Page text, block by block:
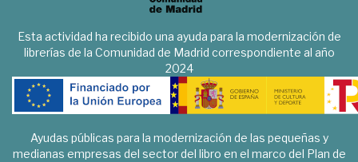
Esta actividad ha recibido una ayuda para la modernización de
librerías de la Comunidad de Madrid correspondiente al año
2024
Ayudas públicas para la modernización de las pequeñas y
medianas empresas del sector del libro en el marco del Plan de